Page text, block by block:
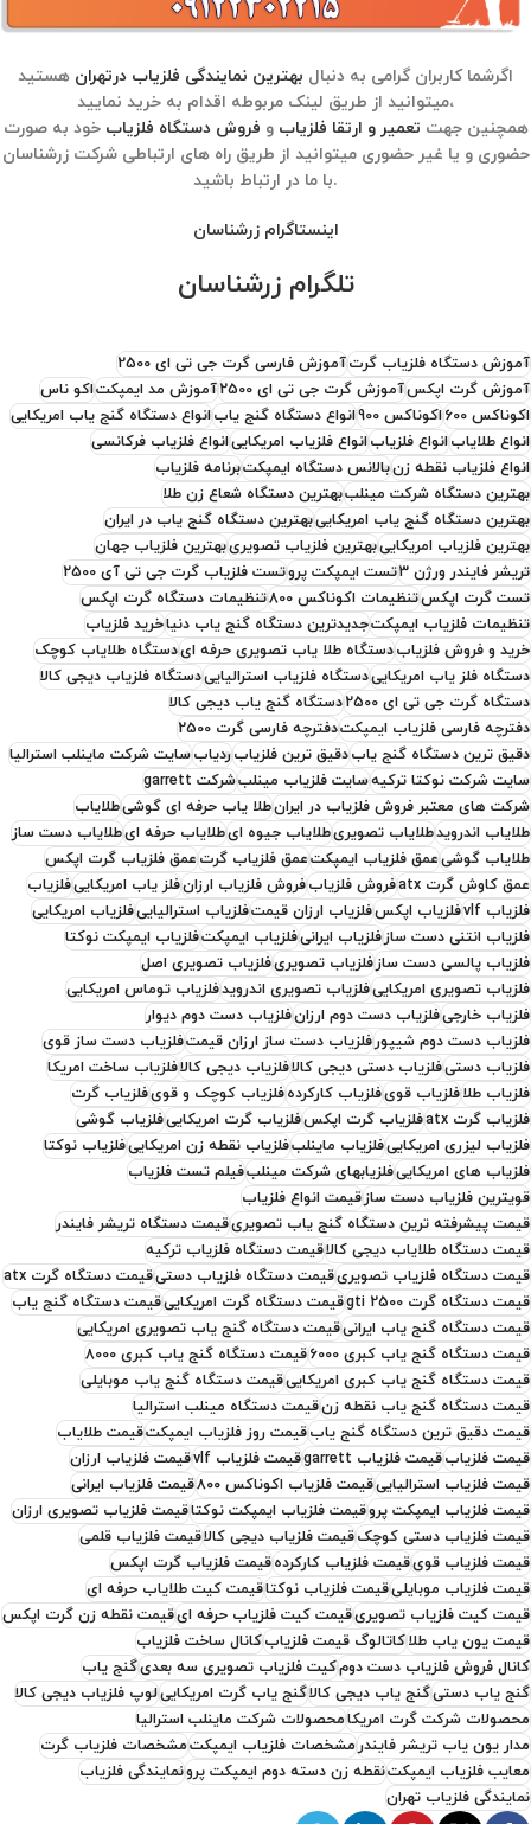
اگرشما کاربران گرامی به دنبال بهترین نمایندگی فلزیاب درتهران هستید
میتوانید از طریق لینک مربوطه اقدام به خرید نمایید،
همچنین جهت تعمیر و ارتقا فلزیاب و فروش دستگاه فلزیاب خود به صورت
حضوری و یا غیر حضوری میتوانید از طریق راه های ارتباطی شرکت زرشناسان
با ما در ارتباط باشید.
اینستاگرام زرشناسان
تلگرام زرشناسان
آموزش دستگاه فلزیاب گرتآموزش فارسی گرت جی تی ای 2500
آموزش گرت اپکسآموزش گرت جی تی ای 2500 آموزش مد ایمپکتاکو ناس
اکوناکس 600
اکوناکس 900 انواع دستگاه گنج یابانواع دستگاه گنج یاب امریکایی
انواع طلایابانواع فلزیابانواع فلزیاب امریکاییانواع فلزیاب فرکانسی
انواع فلزیاب نقطه زنبالانس دستگاه ایمپکتبرنامه فلزیاب
بهترین دستگاه شرکت مینلببهترین دستگاه شعاع زن طلا
بهترین دستگاه گنج یاب امریکاییبهترین دستگاه گنج یاب در ایران
بهترین فلزیاب امریکاییبهترین فلزیاب تصویریبهترین فلزیاب جهان
تریشر فایندر ورژن 3
تست ایمپکت پروتست فلزیاب گرت جی تی آی 2500
تست گرت اپکستنظیمات اکوناکس 800
تنظیمات دستگاه گرت اپکس
تنظیمات فلزیاب ایمپکتجدیدترین دستگاه گنج یاب دنیاخرید فلزیاب
خرید و فروش فلزیابدستگاه طلا یاب تصویری حرفه ایدستگاه طلایاب کوچک
دستگاه فلز یاب امریکاییدستگاه فلزیاب استرالیاییدستگاه فلزیاب دیجی کالا
دستگاه گرت جی تی ای 2500
دستگاه گنج یاب دیجی کالا
دفترچه فارسی فلزیاب ایمپکتدفترچه فارسی گرت 2500
دقیق ترین دستگاه گنج یابدقیق ترین فلزیابردیابسایت شرکت ماینلب استرالیا
سایت شرکت نوکتا ترکیهسایت فلزیاب مینلبشرکت garrett
شرکت های معتبر فروش فلزیاب در ایرانطلا یاب حرفه ای گوشیطلایاب
طلایاب اندرویدطلایاب تصویریطلایاب جیوه ایطلایاب حرفه ایطلایاب دست ساز
طلایاب گوشیعمق فلزیاب ایمپکتعمق فلزیاب گرتعمق فلزیاب گرت اپکس
عمق کاوش گرت atx
فروش فلزیابفروش فلزیاب ارزانفلز یاب امریکاییفلزیاب
فلزیاب vlf
فلزیاب اپکسفلزیاب ارزان قیمتفلزیاب استرالیاییفلزیاب امریکایی
فلزیاب انتنی دست سازفلزیاب ایرانیفلزیاب ایمپکتفلزیاب ایمپکت نوکتا
فلزیاب پالسی دست سازفلزیاب تصویریفلزیاب تصویری اصل
فلزیاب تصویری امریکاییفلزیاب تصویری اندرویدفلزیاب توماس امریکایی
فلزیاب خارجیفلزیاب دست دوم ارزانفلزیاب دست دوم دیوار
فلزیاب دست دوم شیپورفلزیاب دست ساز ارزان قیمتفلزیاب دست ساز قوی
فلزیاب دستیفلزیاب دستی دیجی کالافلزیاب دیجی کالافلزیاب ساخت امریکا
فلزیاب طلافلزیاب قویفلزیاب کارکردهفلزیاب کوچک و قویفلزیاب گرت
فلزیاب گرت atx
فلزیاب گرت اپکسفلزیاب گرت امریکاییفلزیاب گوشی
فلزیاب لیزری امریکاییفلزیاب ماینلبفلزیاب نقطه زن امریکاییفلزیاب نوکتا
فلزیاب های امریکاییفلزیابهای شرکت مینلبفیلم تست فلزیاب
قویترین فلزیاب دست سازقیمت انواع فلزیاب
قیمت پیشرفته ترین دستگاه گنج یاب تصویریقیمت دستگاه تریشر فایندر
قیمت دستگاه طلایاب دیجی کالاقیمت دستگاه فلزیاب ترکیه
قیمت دستگاه فلزیاب تصویریقیمت دستگاه فلزیاب دستیقیمت دستگاه گرت atx
قیمت دستگاه گرت gti 2500
قیمت دستگاه گرت امریکاییقیمت دستگاه گنج یاب
قیمت دستگاه گنج یاب ایرانیقیمت دستگاه گنج یاب تصویری امریکایی
قیمت دستگاه گنج یاب کبری 6000
قیمت دستگاه گنج یاب کبری 8000
قیمت دستگاه گنج یاب کبری امریکاییقیمت دستگاه گنج یاب موبایلی
قیمت دستگاه گنج یاب نقطه زنقیمت دستگاه مینلب استرالیا
قیمت دقیق ترین دستگاه گنج یابقیمت روز فلزیاب ایمپکتقیمت طلایاب
قیمت فلزیابقیمت فلزیاب garrett قیمت فلزیاب vlf
قیمت فلزیاب ارزان
قیمت فلزیاب استرالیاییقیمت فلزیاب اکوناکس ۸۰۰
قیمت فلزیاب ایرانی
قیمت فلزیاب ایمپکت پروقیمت فلزیاب ایمپکت نوکتاقیمت فلزیاب تصویری ارزان
قیمت فلزیاب دستی کوچکقیمت فلزیاب دیجی کالاقیمت فلزیاب قلمی
قیمت فلزیاب قویقیمت فلزیاب کارکردهقیمت فلزیاب گرت اپکس
قیمت فلزیاب موبایلیقیمت فلزیاب نوکتاقیمت کیت طلایاب حرفه ای
قیمت کیت فلزیاب تصویریقیمت کیت فلزیاب حرفه ایقیمت نقطه زن گرت اپکس
قیمت یون یاب طلاکاتالوگ قیمت فلزیابکانال ساخت فلزیاب
کانال فروش فلزیاب دست دومکیت فلزیاب تصویری سه بعدیگنج یاب
گنج یاب دستیگنج یاب دیجی کالاگنج یاب گرت امریکاییلوپ فلزیاب دیجی کالا
محصولات شرکت گرت امریکامحصولات شرکت ماینلب استرالیا
مدار یون یاب تریشر فایندرمشخصات فلزیاب ایمپکتمشخصات فلزیاب گرت
معایب فلزیاب ایمپکتنقطه زن دسته دوم ایمپکت پرونمایندگی فلزیاب
نمایندگی فلزیاب تهران